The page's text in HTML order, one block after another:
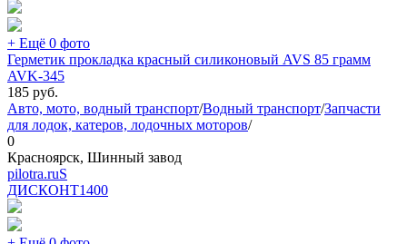
+ Ещё 0 фото
Герметик прокладка красный силиконовый AVS 85 грамм
AVK-345
185 руб.
Авто, мото, водный транспорт/Водный транспорт/Запчасти
для лодок, катеров, лодочных моторов/
0
Красноярск, Шинный завод
pilotra.ruS
ДИСКОНТ1400